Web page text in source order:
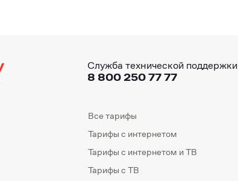
Служба технической поддержки
8 800 250 77 77
Все тарифы
Тарифы с интернетом
Тарифы с интернетом и ТВ
Тарифы с ТВ